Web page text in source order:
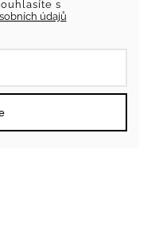
s
údajů